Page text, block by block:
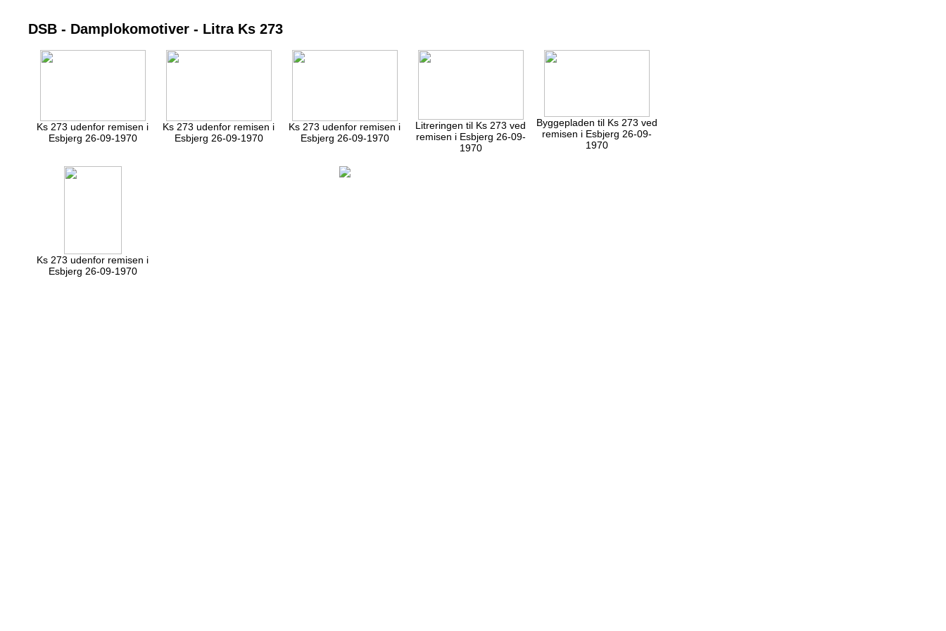
DSB - Damplokomotiver - Litra Ks 273
Ks 273 udenfor remisen i
Esbjerg 26-09-1970
Ks 273 udenfor remisen i
Esbjerg 26-09-1970
Ks 273 udenfor remisen i
Esbjerg 26-09-1970
Litreringen til Ks 273 ved
remisen i Esbjerg 26-09-
1970
Byggepladen til Ks 273 ved
remisen i Esbjerg 26-09-
1970
Ks 273 udenfor remisen i
Esbjerg 26-09-1970